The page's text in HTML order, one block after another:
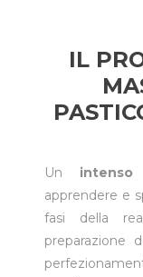
IL
Un
apprendere e
fasi della
preparazione